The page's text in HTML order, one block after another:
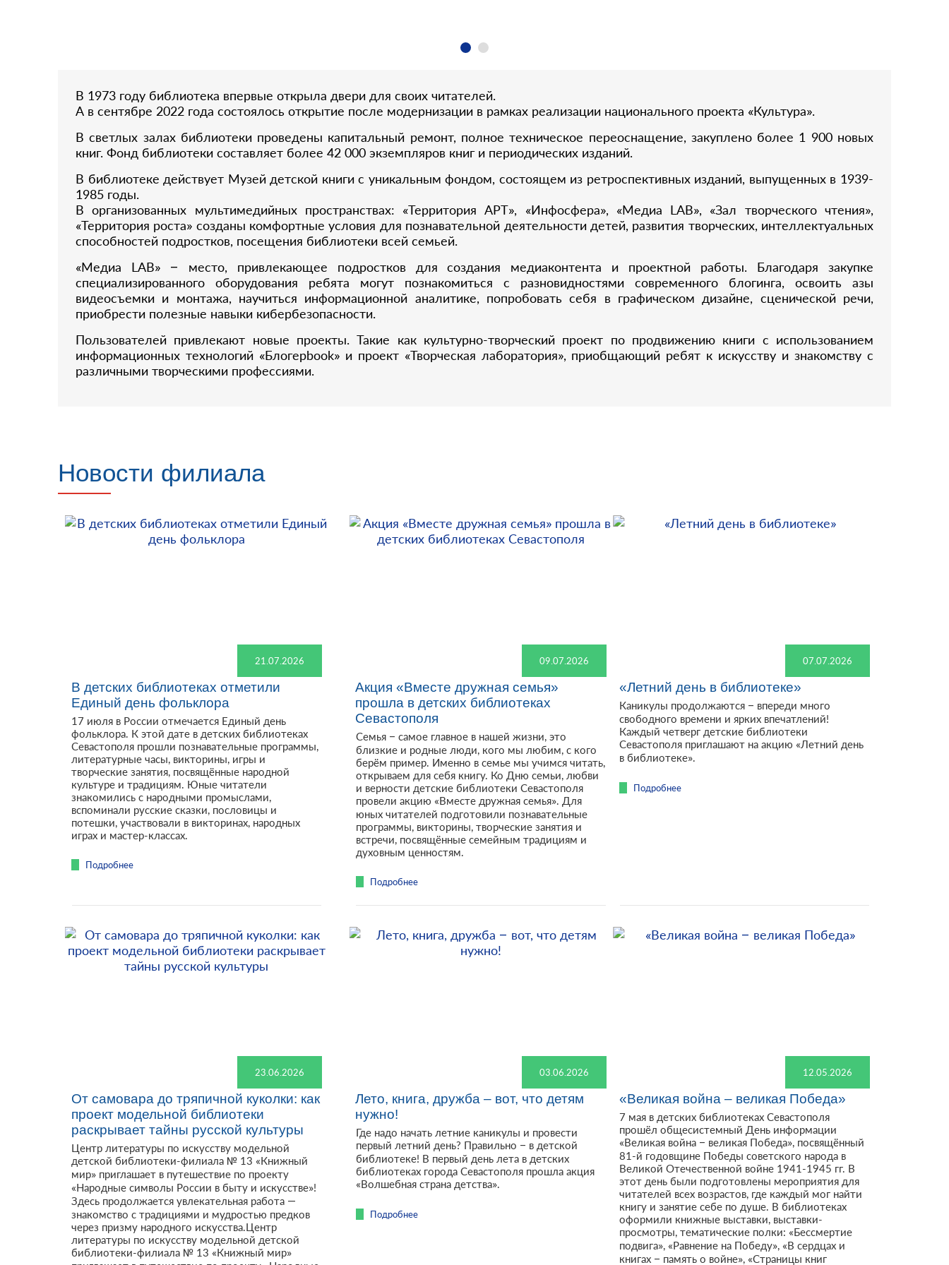
В 1973 году библиотека впервые открыла двери для своих читателей.
А в сентябре 2022 года состоялось открытие после модернизации в рамках реализации национального проекта «Культура».
В светлых залах библиотеки проведены капитальный ремонт, полное техническое переоснащение, закуплено более 1 900 новых
книг. Фонд библиотеки составляет более 42 000 экземпляров книг и периодических изданий.
В библиотеке действует Музей детской книги с уникальным фондом, состоящем из ретроспективных изданий, выпущенных в 1939-
1985 годы.
В организованных мультимедийных пространствах: «Территория АРТ», «Инфосфера», «Медиа LAB», «Зал творческого чтения»,
«Территория роста» созданы комфортные условия для познавательной деятельности детей, развития творческих, интеллектуальных
способностей подростков, посещения библиотеки всей семьей.
«Медиа LAB» – место, привлекающее подростков для создания медиаконтента и проектной работы. Благодаря закупке
специализированного оборудования ребята могут познакомиться с разновидностями современного блогинга, освоить азы
видеосъемки и монтажа, научиться информационной аналитике, попробовать себя в графическом дизайне, сценической речи,
приобрести полезные навыки кибербезопасности.
Пользователей привлекают новые проекты. Такие как культурно-творческий проект по продвижению книги с использованием
информационных технологий «Блогерbook» и проект «Творческая лаборатория», приобщающий ребят к искусству и знакомству с
различными творческими профессиями.
Новости филиала
21.07.2026
В детских библиотеках отметили
Единый день фольклора
17 июля в России отмечается Единый день
фольклора. К этой дате в детских библиотеках
Севастополя прошли познавательные программы,
литературные часы, викторины, игры и
творческие занятия, посвящённые народной
культуре и традициям. Юные читатели
знакомились с народными промыслами,
вспоминали русские сказки, пословицы и
потешки, участвовали в викторинах, народных
играх и мастер-классах.
Подробнее
09.07.2026
Акция «Вместе дружная семья»
прошла в детских библиотеках
Севастополя
Семья – самое главное в нашей жизни, это
близкие и родные люди, кого мы любим, с кого
берём пример. Именно в семье мы учимся читать,
открываем для себя книгу. Ко Дню семьи, любви
и верности детские библиотеки Севастополя
провели акцию «Вместе дружная семья». Для
юных читателей подготовили познавательные
программы, викторины, творческие занятия и
встречи, посвящённые семейным традициям и
духовным ценностям.
Подробнее
07.07.2026
«Летний день в библиотеке»
Каникулы продолжаются – впереди много
свободного времени и ярких впечатлений!
Каждый четверг детские библиотеки
Севастополя приглашают на акцию «Летний день
в библиотеке».
Подробнее
23.06.2026
От самовара до тряпичной куколки: как
проект модельной библиотеки
раскрывает тайны русской культуры
Центр литературы по искусству модельной
детской библиотеки-филиала № 13 «Книжный
мир» приглашает в путешествие по проекту
«Народные символы России в быту и искусстве»!
Здесь продолжается увлекательная работа —
знакомство с традициями и мудростью предков
через призму народного искусства.Центр
литературы по искусству модельной детской
библиотеки-филиала № 13 «Книжный мир»
03.06.2026
Лето, книга, дружба – вот, что детям
нужно!
Где надо начать летние каникулы и провести
первый летний день? Правильно – в детской
библиотеке! В первый день лета в детских
библиотеках города Севастополя прошла акция
«Волшебная страна детства».
Подробнее
12.05.2026
«Великая война – великая Победа»
7 мая в детских библиотеках Севастополя
прошёл общесистемный День информации
«Великая война – великая Победа», посвящённый
81-й годовщине Победы советского народа в
Великой Отечественной войне 1941-1945 гг. В
этот день были подготовлены мероприятия для
читателей всех возрастов, где каждый мог найти
книгу и занятие себе по душе. В библиотеках
оформили книжные выставки, выставки-
просмотры, тематические полки: «Бессмертие
подвига», «Равнение на Победу», «В сердцах и
книгах – память о войне», «Страницы книг